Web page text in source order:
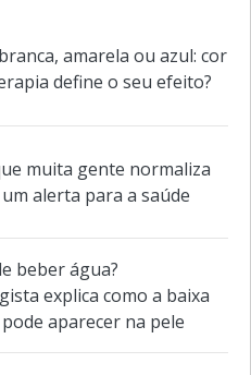
define o seu efeito?
muita gente normaliza
alerta para a saúde